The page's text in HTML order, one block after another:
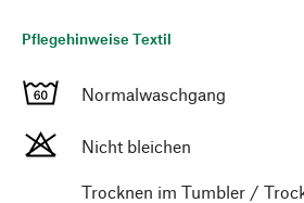
Pflegehinweise Textil
Normalwaschgang
Nicht bleichen
Trocknen im Tumbler /